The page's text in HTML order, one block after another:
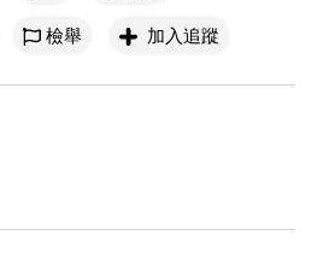
檢舉 加入追蹤